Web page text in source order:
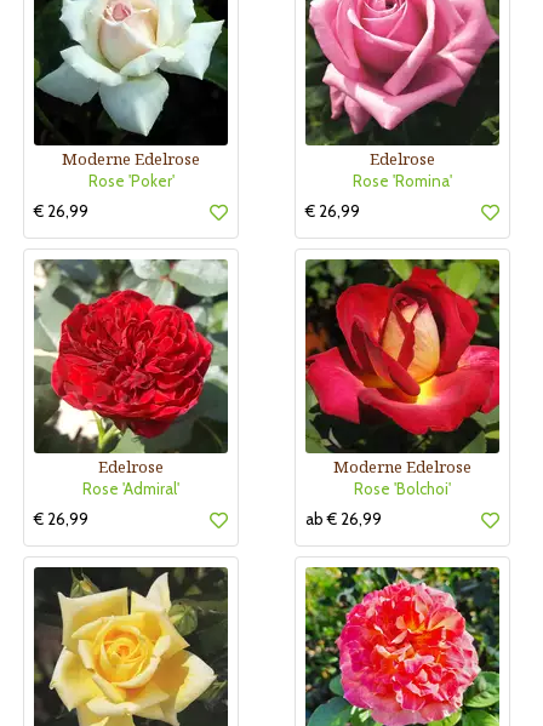
Moderne Edelrose
Rose 'Poker'
€ 26,99
Edelrose
Rose 'Romina'
€ 26,99
Edelrose
Rose 'Admiral'
€ 26,99
Moderne Edelrose
Rose 'Bolchoi'
ab € 26,99